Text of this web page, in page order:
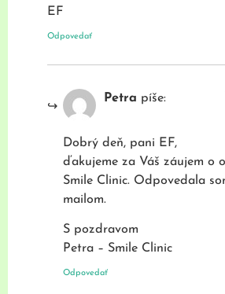
EF
Odpovedať
Petra píše:
Dobrý deň, pani EF,
ďakujeme za Váš záujem o
Smile Clinic. Odpovedala
mailom.
S pozdravom
Petra – Smile Clinic
Odpovedať